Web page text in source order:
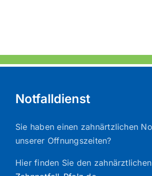
Notfalldienst
Sie haben einen zahnärtzlichen
unserer Offnungszeiten?
Hier finden Sie den